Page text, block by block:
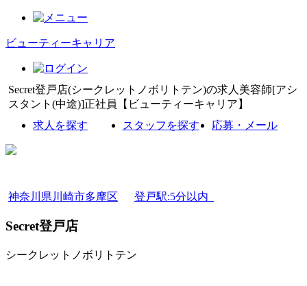
ビューティーキャリア
Secret登戸店(シークレットノボリトテン)の求人美容師[アシ
スタント(中途)]正社員【ビューティーキャリア】
求人を探す
スタッフを探す 応募・メール
神奈川県川崎市多摩区 登戸駅:5分以内
Secret登戸店
シークレットノボリトテン